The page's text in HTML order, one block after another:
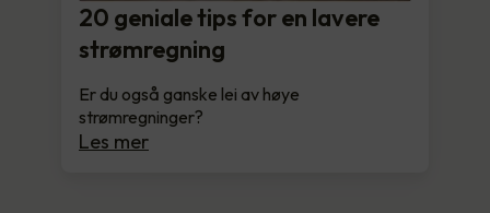
20 geniale tips for en lavere
strømregning
Er du også ganske lei av høye
strømregninger?
Les mer